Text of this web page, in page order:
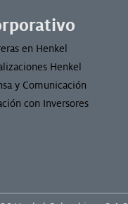
en Henkel
Henkel
y Comunicación
con Inversores